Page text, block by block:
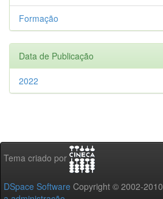
Formação
Data de Publicação
2022
Tema criado por
DSpace Software Copyright © 2002-2010